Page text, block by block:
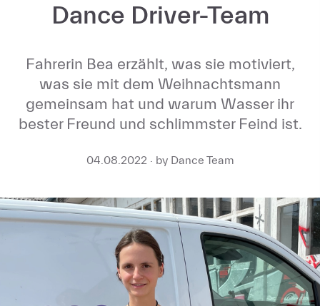
Dance Driver-Team
Fahrerin Bea erzählt, was sie motiviert,
was sie mit dem Weihnachtsmann
gemeinsam hat und warum Wasser ihr
bester Freund und schlimmster Feind ist.
04.08.2022 · by Dance Team